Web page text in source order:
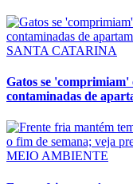
SANTA CATARINA
Gatos se 'comprimiam'
contaminadas de
MEIO AMBIENTE